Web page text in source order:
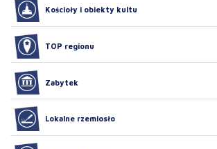
Kościoły i obiekty kultu
TOP regionu
Zabytek
Lokalne rzemiosło